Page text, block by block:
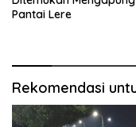
Pantai Lere
Rekomendasi